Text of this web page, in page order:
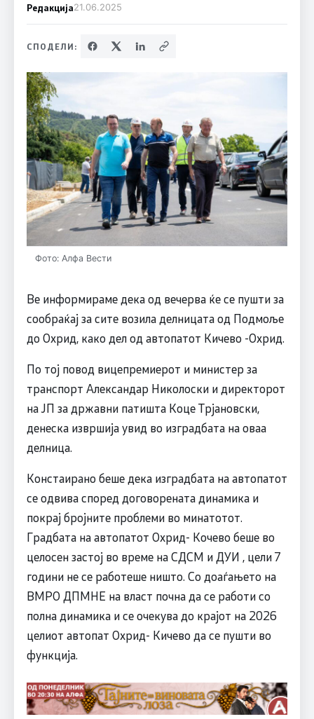
Редакција21.06.2025
СПОДЕЛИ:
Фото: Алфа Вести
Ве информираме дека од вечерва ќе се пушти за
сообраќај за сите возила делницата од Подмоље
до Охрид, како дел од автопатот Кичево -Охрид.
По тој повод вицепремиерот и министер за
транспорт Александар Николоски и директорот
на ЈП за државни патишта Коце Трјановски,
денеска извршија увид во изградбата на оваа
делница.
Констаирано беше дека изградбата на автопатот
се одвива според договорената динамика и
покрај бројните проблеми во минатотот.
Градбата на автопатот Охрид- Кочево беше во
целосен застој во време на СДСМ и ДУИ , цели 7
години не се работеше ништо. Со доаѓањето на
ВМРО ДПМНЕ на власт почна да се работи со
полна динамика и се очекува до крајот на 2026
целиот автопат Охрид- Кичево да се пушти во
функција.